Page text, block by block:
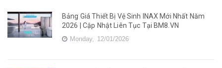
Bảng Giá Thiết Bị Vệ Sinh INAX Mới Nhất Năm
2026 | Cập Nhật Liên Tục Tại BM8.VN
Monday, 12/01/2026